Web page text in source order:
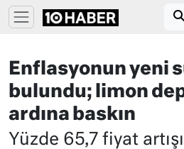
Enflasyonun yeni
bulundu; limon
ardına baskın
Yüzde 65,7 fiyat